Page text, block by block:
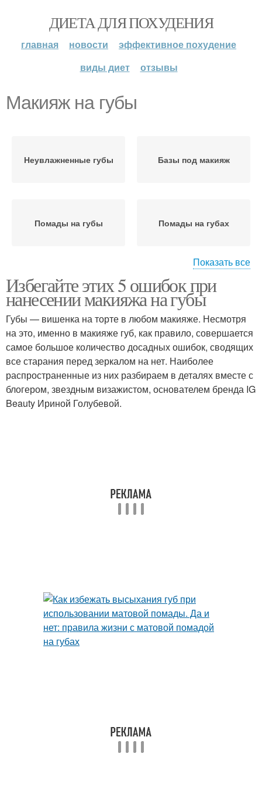
ДИЕТА ДЛЯ ПОХУДЕНИЯ
главная новости
эффективное похудение
виды диет
отзывы
Макияж на губы
Неувлажненные губы Базы под макияж
Помады на губы Помады на губах
Губы при помощи Помады для губ
Карандаш для губ Блеск на губы
Губы при
Патчи для губ
Показать все
Избегайте этих 5 ошибок при
нанесении макияжа на губы
Губы — вишенка на торте в любом макияже. Несмотря
на это, именно в макияже губ, как правило, совершается
самое большое количество досадных ошибок, сводящих
все старания перед зеркалом на нет. Наиболее
распространенные из них разбираем в деталях вместе с
блогером, звездным визажистом, основателем бренда IG
Beauty Ириной Голубевой.